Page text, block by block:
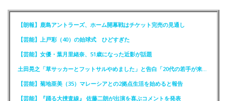
【朗報】鹿島アントラーズ、ホーム開幕戦はチケット完売の見通し
【芸能】上戸彩（40）の始球式 ひどすぎた
【芸能】女優・葉月里緒奈、51歳になった近影が話題
【芸能】菊地亜美（35）マレーシアとの2拠点生活を始めると報告
【芸能】『踊る大捜査線』 佐藤二朗が出演を喜ぶコメントを発表